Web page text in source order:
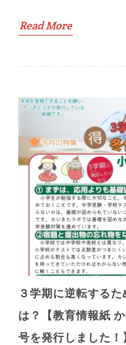
Read More
３学期に逆転する
は？【教育情報紙
号を発行しました！